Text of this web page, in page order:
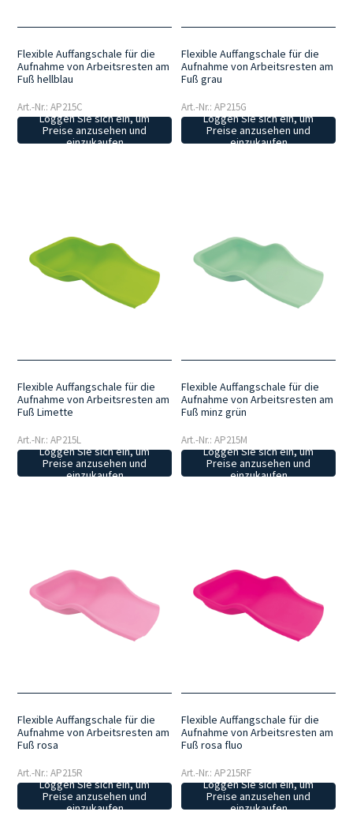
Flexible Auffangschale für die
Aufnahme von Arbeitsresten am
Fuß hellblau
Art.-Nr.: AP215C
Loggen Sie sich ein, um
Preise anzusehen und
einzukaufen
Flexible Auffangschale für die
Aufnahme von Arbeitsresten am
Fuß grau
Art.-Nr.: AP215G
Loggen Sie sich ein, um
Preise anzusehen und
einzukaufen
Flexible Auffangschale für die
Aufnahme von Arbeitsresten am
Fuß Limette
Art.-Nr.: AP215L
Loggen Sie sich ein, um
Preise anzusehen und
einzukaufen
Flexible Auffangschale für die
Aufnahme von Arbeitsresten am
Fuß minz grün
Art.-Nr.: AP215M
Loggen Sie sich ein, um
Preise anzusehen und
einzukaufen
Flexible Auffangschale für die
Aufnahme von Arbeitsresten am
Fuß rosa
Art.-Nr.: AP215R
Loggen Sie sich ein, um
Preise anzusehen und
einzukaufen
Flexible Auffangschale für die
Aufnahme von Arbeitsresten am
Fuß rosa fluo
Art.-Nr.: AP215RF
Loggen Sie sich ein, um
Preise anzusehen und
einzukaufen